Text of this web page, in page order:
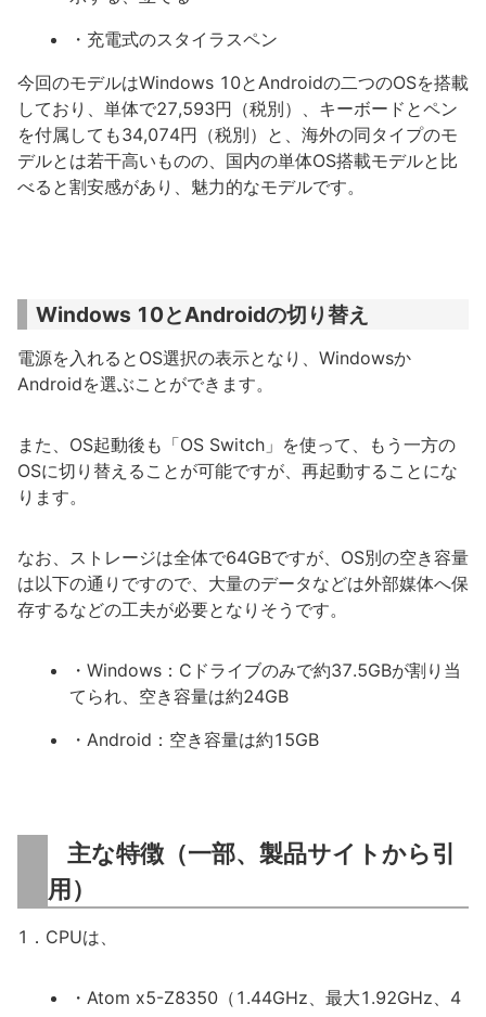
・充電式のスタイラスペン
今回のモデルはWindows 10とAndroidの二つのOSを搭載
しており、単体で27,593円（税別）、キーボードとペン
を付属しても34,074円（税別）と、海外の同タイプのモ
デルとは若干高いものの、国内の単体OS搭載モデルと比
べると割安感があり、魅力的なモデルです。
Windows 10とAndroidの切り替え
電源を入れるとOS選択の表示となり、Windowsか
Androidを選ぶことができます。
また、OS起動後も「OS Switch」を使って、もう一方の
OSに切り替えることが可能ですが、再起動することにな
ります。
なお、ストレージは全体で64GBですが、OS別の空き容量
は以下の通りですので、大量のデータなどは外部媒体へ保
存するなどの工夫が必要となりそうです。
・Windows：Cドライブのみで約37.5GBが割り当
てられ、空き容量は約24GB
・Android：空き容量は約15GB
主な特徴（一部、製品サイトから引
用）
1．CPUは、
・Atom x5-Z8350（1.44GHz、最大1.92GHz、4